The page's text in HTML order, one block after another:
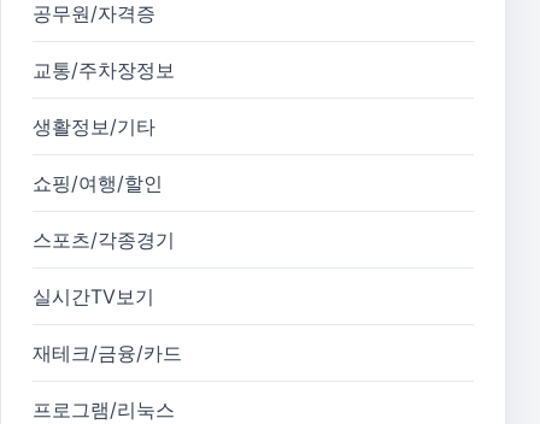
공무원/자격증
교통/주차장정보
생활정보/기타
쇼핑/여행/할인
스포츠/각종경기
실시간TV보기
재테크/금융/카드
프로그램/리눅스